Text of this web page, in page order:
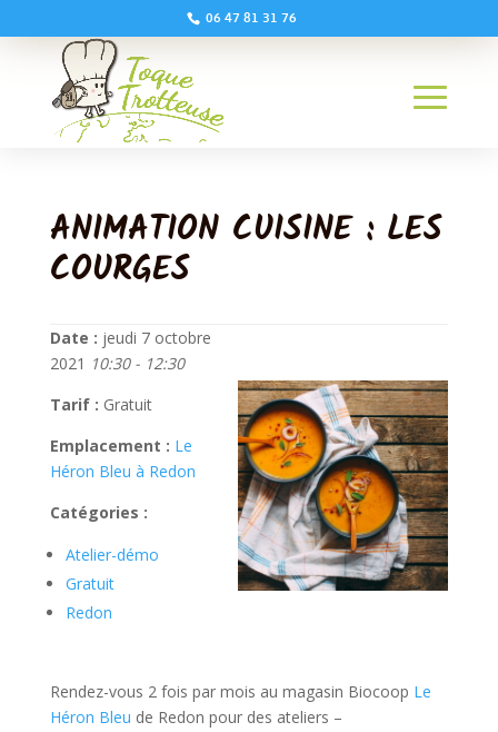
06 47 81 31 76
ANIMATION CUISINE : LES
COURGES
Date : jeudi 7 octobre
2021 10:30 - 12:30
Tarif : Gratuit
Emplacement : Le
Héron Bleu à Redon
Catégories :
Atelier-démo
Gratuit
Redon
Rendez-vous 2 fois par mois au magasin Biocoop Le
Héron Bleu de Redon pour des ateliers –